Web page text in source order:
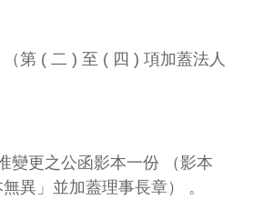
第 ( 二 ) 至 ( 四 ) 項加蓋法人
變更之公函影本一份 （影本
異」並加蓋理事長章） 。